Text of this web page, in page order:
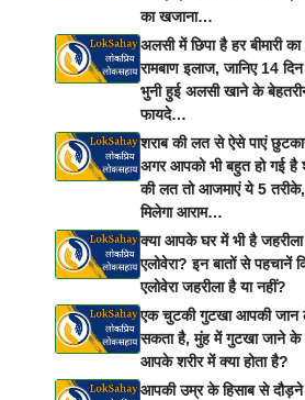
का खजाना…
अलसी में छिपा है हर बीमारी का
रामबाण इलाज, जानिए 14
भुनी हुई अलसी खाने के
फायदे…
शराब की लत से ऐसे पाएं
अगर आपको भी बहुत हो गई है
की लत तो आजमाएं ये 5
मिलेगा आराम…
क्या आपके घर में भी है जहरीला
एलोवेरा? इन बातों से पहचानें
एलोवेरा जहरीला है या नहीं?
एक चुटकी गुटखा आपकी जान
सकता है, मुंह में गुटखा जाने के
आपके शरीर में क्या होता है?
आपकी उम्र के हिसाब से दौड़ने